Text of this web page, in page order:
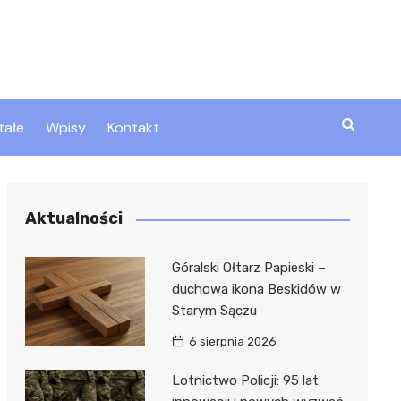
Wpisy Kontakt
Aktualności
Góralski Ołtarz Papieski –
duchowa ikona Beskidów w
Starym Sączu
6 sierpnia 2026
Lotnictwo Policji: 95 lat